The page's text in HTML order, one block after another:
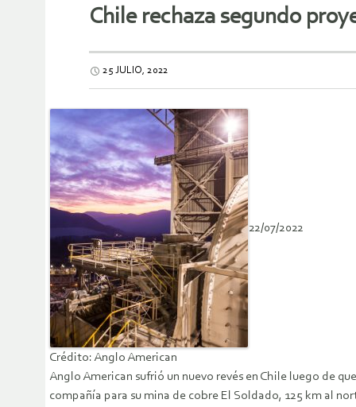
Chile rechaza segundo
25 JULIO, 2022
22/07/2022
Crédito: Anglo American
Anglo American sufrió un nuevo revés en Chile luego de
compañía para su mina de cobre El Soldado, 125 km al